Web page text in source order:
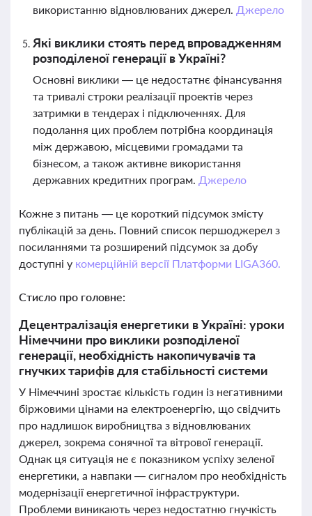
використанню відновлюваних джерел. Джерело
Які виклики стоять перед впровадженням
розподіленої генерації в Україні?
Основні виклики — це недостатнє фінансування
та тривалі строки реалізації проектів через
затримки в тендерах і підключеннях. Для
подолання цих проблем потрібна координація
між державою, місцевими громадами та
бізнесом, а також активне використання
державних кредитних програм. Джерело
Кожне з питань — це короткий підсумок змісту
публікацій за день. Повний список першоджерел з
посиланнями та розширений підсумок за добу
доступні у комерційній версії Платформи LIGA360.
Стисло про головне:
Децентралізація енергетики в Україні: уроки
Німеччини про виклики розподіленої
генерації, необхідність накопичувачів та
гнучких тарифів для стабільності системи
У Німеччині зростає кількість годин із негативними
біржовими цінами на електроенергію, що свідчить
про надлишок виробництва з відновлюваних
джерел, зокрема сонячної та вітрової генерації.
Однак ця ситуація не є показником успіху зеленої
енергетики, а навпаки — сигналом про необхідність
модернізації енергетичної інфраструктури.
Проблеми виникають через недостатню гнучкість